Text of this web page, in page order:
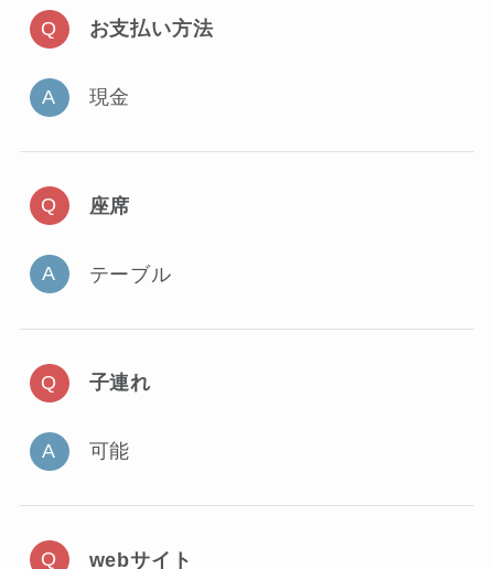
お支払い方法
現金
座席
テーブル
子連れ
可能
webサイト